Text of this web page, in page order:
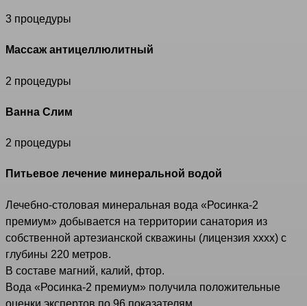
3 процедуры
Массаж антицеллюлитный
2 процедуры
Ванна Слим
2 процедуры
Питьевое лечение минеральной водой
Лечебно-столовая минеральная вода «Росинка-2
премиум» добывается на территории санатория из
собственной артезианской скважины (лицензия хххх) с
глубины 220 метров.
В составе магний, калий, фтор.
Вода «Росинка-2 премиум» получила положительные
оценки экспертов по 96 показателям.